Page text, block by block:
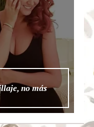
no más